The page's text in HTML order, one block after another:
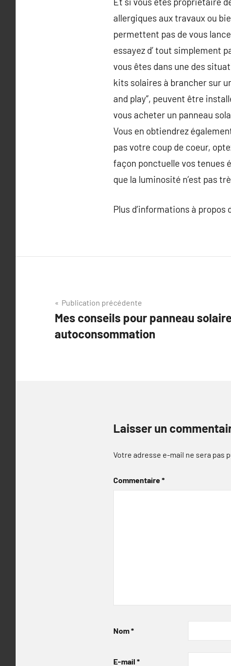
allergiques aux travaux ou
permettent pas de vous
essayez d’ tout simplement
vous êtes dans une des
kits solaires à brancher sur
and play”, peuvent être
vous acheter un panneau
Vous en obtiendrez
pas votre coup de coeur,
façon ponctuelle vos tenues
que la luminosité n’est pas
Plus d’informations à propos
Navigation
de
l’article
Publication précédente
Mes conseils pour panneau
autoconsommation
Laisser un
Votre adresse e-mail ne sera pas
Commentaire*
Nom*
E-mail *